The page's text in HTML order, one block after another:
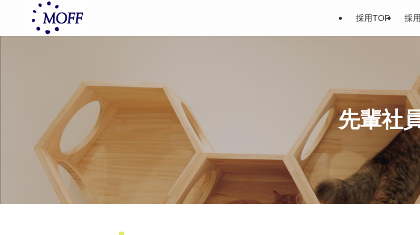
採用TOP 採
先輩社